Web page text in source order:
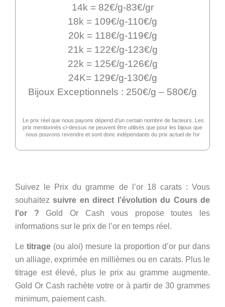
14k = 82€/g-83€/gr
18k = 109€/g-110€/g
20k = 118€/g-119€/g
21k = 122€/g-123€/g
22k = 125€/g-126€/g
24K= 129€/g-130€/g
Bijoux Exceptionnels : 250€/g – 580€/g
Le prix réel que nous payons dépend d’un certain nombre de facteurs. Les
prix mentionnés ci-dessus ne peuvent être utilisés que pour les bijoux que
nous pouvons revendre et sont donc indépendants du prix actuel de l’or
Suivez le Prix du gramme de l’or 18 carats : Vous
souhaitezsuivre en direct l’évolution du Cours de
l’or ? Gold Or Cash vous propose toutes les
informations sur le prix de l’or en temps réel.
Le titrage (ou aloi) mesure la proportion d’or pur dans
un alliage, exprimée en millièmes ou en carats. Plus le
titrage est élevé, plus le prix au gramme augmente.
Gold Or Cash rachète votre or à partir de 30 grammes
minimum, paiement cash.